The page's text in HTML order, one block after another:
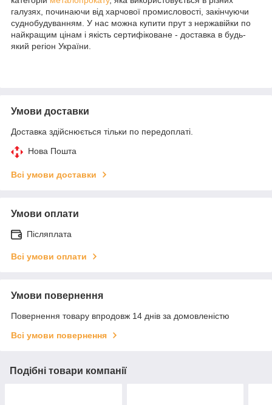
галузях, починаючи від харчової промисловості, закінчуючи
суднобудуванням. У нас можна купити прут з нержавійки по
найкращим цінам і якість сертифіковане - доставка в будь-
який регіон України.
Умови доставки
Доставка здійснюється тільки по передоплаті.
Нова Пошта
Всі умови доставки
Умови оплати
Післяплата
Всі умови оплати
Умови повернення
Повернення товару впродовж 14 днів за домовленістю
Всі умови повернення
Подібні товари компанії